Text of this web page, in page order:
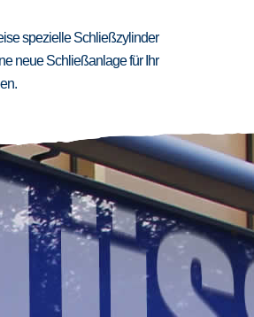
spezielle Schließzylinder
neue Schließanlage für Ihr